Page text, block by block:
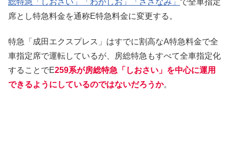
席とし特急料金を通称E特急料金に変更する。
特急「成田エクスプレス」はすでに割高なA特急料金で全
車指定席で運転しているが、房総特急もすべて全車指定化
することでE259系が房総特急「しおさい」を中心に運用
できるようにしているのではないだろうか。